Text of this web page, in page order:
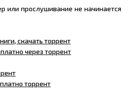
или прослушивание не начинается
скачать торрент
через торрент
торрент